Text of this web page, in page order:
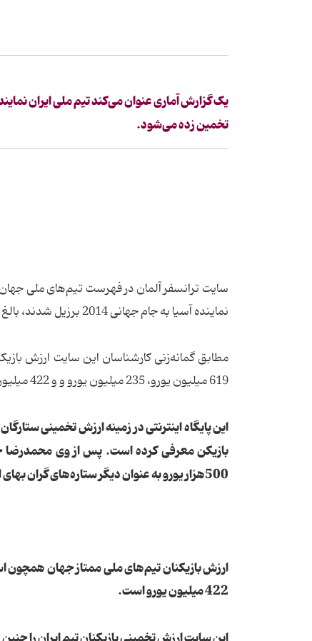
تخمین زده می‌شود.
سایت ترانسفر آلمان در فهرست تیم‌های ملی
نماینده آسیا به جام جهانی 2014 برزیل شدند، بالغ بر 24 میلیون و 550 هزار یورو است.
مطابق گمانه‌زنی‌ کارشناسان این سایت ارزش
619 میلیون یورو، 235 میلیون یورو و و 422 میلیون یورو است.
500هزار یورو به عنوان دیگر ستاره‌های گران بهای ایران ذکر کرده است.
422 میلیون یورو است.